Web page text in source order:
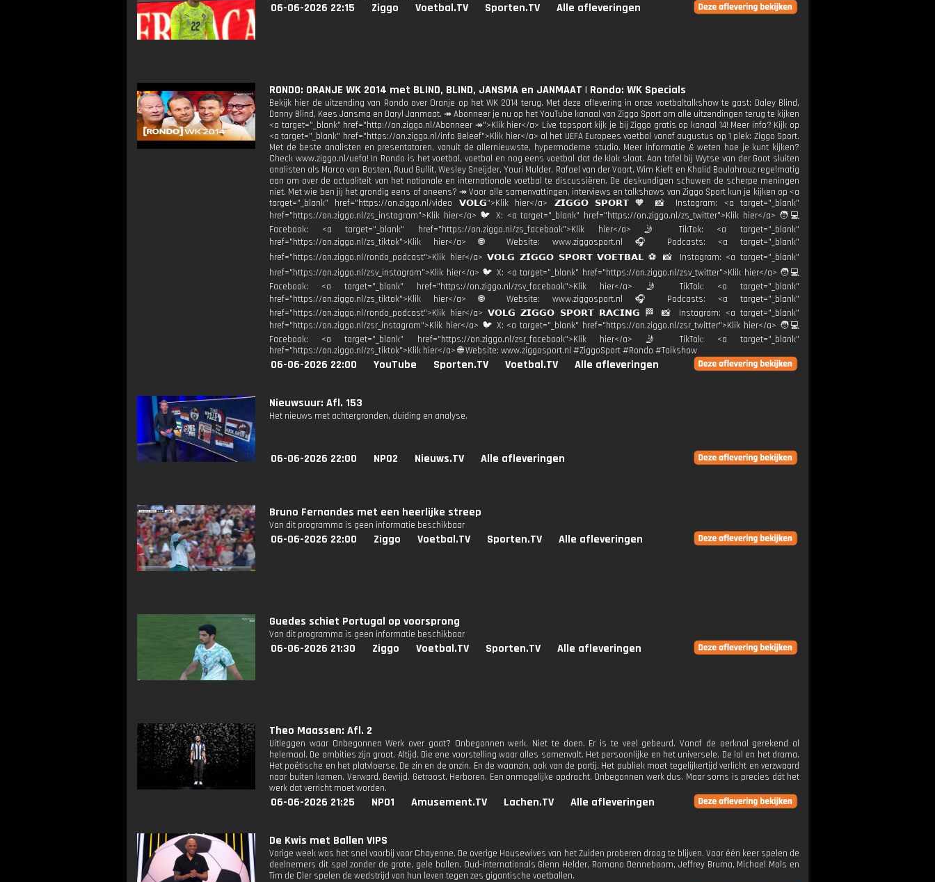
06-06-2026 22:15 Ziggo Voetbal.TV Sporten.TV Alle afleveringen
RONDO: ORANJE WK 2014 met BLIND, BLIND, JANSMA en JANMAAT | Rondo: WK Specials
Bekijk hier de uitzending van Rondo over Oranje op het WK 2014 terug. Met deze aflevering in onze voetbaltalkshow te gast: Daley Blind,
Danny Blind, Kees Jansma en Daryl Janmaat. ↠ Abonneer je nu op het YouTube kanaal van Ziggo Sport om alle uitzendingen terug te kijken
<a target="_blank" href="http://on.ziggo.nl/Abonneer ↠">Klik hier</a> Live topsport kijk je bij Ziggo gratis op kanaal 14! Meer info? Kijk op
<a target="_blank" href="https://on.ziggo.nl/info Beleef">Klik hier</a> al het UEFA Europees voetbal vanaf augustus op 1 plek: Ziggo Sport.
Met de beste analisten en presentatoren, vanuit de allernieuwste, hypermoderne studio. Meer informatie & weten hoe je kunt kijken?
Check www.ziggo.nl/uefa! In Rondo is het voetbal, voetbal en nog eens voetbal dat de klok slaat. Aan tafel bij Wytse van der Goot sluiten
analisten als Marco van Basten, Ruud Gullit, Wesley Sneijder, Youri Mulder, Rafael van der Vaart, Wim Kieft en Khalid Boulahrouz regelmatig
aan om over de actualiteit van het nationale en internationale voetbal te discussiëren. De deskundigen schuwen de scherpe meningen
niet. Met wie ben jij het grondig eens of oneens? ↠ Voor alle samenvattingen, interviews en talkshows van Ziggo Sport kun je kijken op <a
target="_blank" href="https://on.ziggo.nl/video 𝗩𝗢𝗟𝗚">Klik hier</a> 𝗭𝗜𝗚𝗚𝗢 𝗦𝗣𝗢𝗥𝗧 🧡 📸 Instagram: <a target="_blank"
href="https://on.ziggo.nl/zs_instagram">Klik hier</a> 🐦 X: <a target="_blank" href="https://on.ziggo.nl/zs_twitter">Klik hier</a> 🧑💻
Facebook: <a target="_blank" href="https://on.ziggo.nl/zs_facebook">Klik hier</a> 🤳 TikTok: <a target="_blank"
href="https://on.ziggo.nl/zs_tiktok">Klik hier</a> 🌐 Website: www.ziggosport.nl 🎧 Podcasts: <a target="_blank"
href="https://on.ziggo.nl/rondo_podcast">Klik hier</a> 𝗩𝗢𝗟𝗚 𝗭𝗜𝗚𝗚𝗢 𝗦𝗣𝗢𝗥𝗧 𝗩𝗢𝗘𝗧𝗕𝗔𝗟 ⚽️ 📸 Instagram: <a target="_blank"
href="https://on.ziggo.nl/zsv_instagram">Klik hier</a> 🐦 X: <a target="_blank" href="https://on.ziggo.nl/zsv_twitter">Klik hier</a> 🧑💻
Facebook: <a target="_blank" href="https://on.ziggo.nl/zsv_facebook">Klik hier</a> 🤳 TikTok: <a target="_blank"
href="https://on.ziggo.nl/zs_tiktok">Klik hier</a> 🌐 Website: www.ziggosport.nl 🎧 Podcasts: <a target="_blank"
href="https://on.ziggo.nl/rondo_podcast">Klik hier</a> 𝗩𝗢𝗟𝗚 𝗭𝗜𝗚𝗚𝗢 𝗦𝗣𝗢𝗥𝗧 𝗥𝗔𝗖𝗜𝗡𝗚 🏁 📸 Instagram: <a target="_blank"
href="https://on.ziggo.nl/zsr_instagram">Klik hier</a> 🐦 X: <a target="_blank" href="https://on.ziggo.nl/zsr_twitter">Klik hier</a> 🧑💻
Facebook: <a target="_blank" href="https://on.ziggo.nl/zsr_facebook">Klik hier</a> 🤳 TikTok: <a target="_blank"
href="https://on.ziggo.nl/zs_tiktok">Klik hier</a> 🌐 Website: www.ziggosport.nl #ZiggoSport #Rondo #Talkshow
06-06-2026 22:00 YouTube Sporten.TV Voetbal.TV Alle afleveringen
Nieuwsuur: Afl. 153
Het nieuws met achtergronden, duiding en analyse.
06-06-2026 22:00 NPO2 Nieuws.TV Alle afleveringen
Bruno Fernandes met een heerlijke streep
Van dit programma is geen informatie beschikbaar
06-06-2026 22:00 Ziggo Voetbal.TV Sporten.TV Alle afleveringen
Guedes schiet Portugal op voorsprong
Van dit programma is geen informatie beschikbaar
06-06-2026 21:30 Ziggo Voetbal.TV Sporten.TV Alle afleveringen
Theo Maassen: Afl. 2
Uitleggen waar Onbegonnen Werk over gaat? Onbegonnen werk. Niet te doen. Er is te veel gebeurd. Vanaf de oerknal gerekend al
helemaal. De ambities zijn groot. Altijd. Die ene voorstelling waar alles samenvalt. Het persoonlijke en het universele. De lol en het drama.
Het poëtische en het platvloerse. De zin en de onzin. En de waanzin, ook van de partij. Het publiek moet tegelijkertijd verlicht en verzwaard
naar buiten komen. Verward. Bevrijd. Getroost. Herboren. Een onmogelijke opdracht. Onbegonnen werk dus. Maar soms is precies dát het
werk dat verricht moet worden.
06-06-2026 21:25 NPO1 Amusement.TV Lachen.TV Alle afleveringen
De Kwis met Ballen VIPS
Vorige week was het snel voorbij voor Chayenne. De overige Housewives van het Zuiden proberen droog te blijven. Voor één keer spelen de
deelnemers dit spel zonder de grote, gele ballen. Oud-internationals Glenn Helder, Romano Denneboom, Jeffrey Bruma, Michael Mols en
Tim de Cler spelen de wedstrijd van hun leven tegen zes gigantische voetballen.